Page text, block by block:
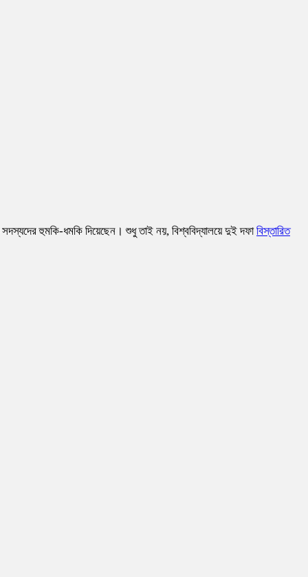
ও সদস্যদের হুমকি-ধমকি দিয়েছেন। শুধু তাই নয়, বিশ্ববিদ্যালয়ে দুই দফাবিস্তারিত